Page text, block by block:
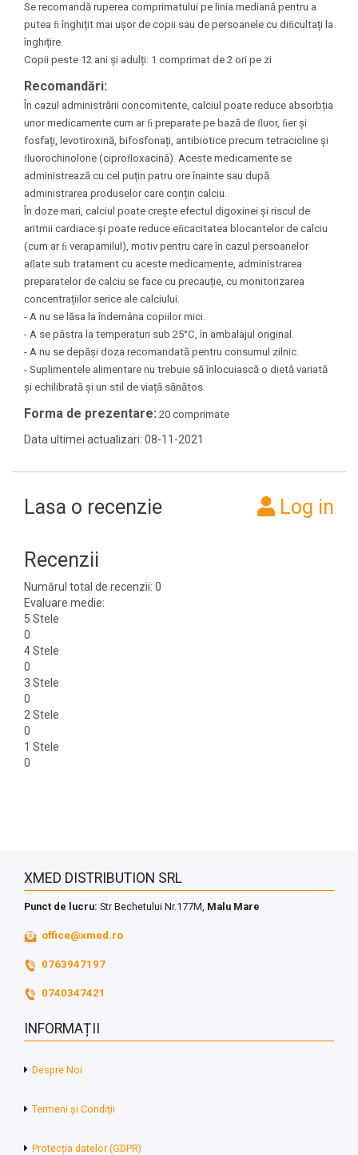
Se recomandă ruperea comprimatului pe linia mediană pentru a
putea ﬁ înghițit mai ușor de copii sau de persoanele cu diﬁcultați la
înghițire.
Copii peste 12 ani și adulți: 1 comprimat de 2 ori pe zi
Recomandări:
În cazul administrării concomitente, calciul poate reduce absorbția
unor medicamente cum ar ﬁ preparate pe bază de ﬂuor, ﬁer și
fosfați, levotiroxină, bifosfonați, antibiotice precum tetracicline și
ﬂuorochinolone (ciproﬂoxacină). Aceste medicamente se
administrează cu cel puțin patru ore înainte sau după
administrarea produselor care conțin calciu.
În doze mari, calciul poate crește efectul digoxinei și riscul de
aritmii cardiace și poate reduce eﬁcacitatea blocantelor de calciu
(cum ar ﬁ verapamilul), motiv pentru care în cazul persoanelor
aﬂate sub tratament cu aceste medicamente, administrarea
preparatelor de calciu se face cu precauție, cu monitorizarea
concentrațiilor serice ale calciului.
- A nu se lăsa la îndemâna copiilor mici.
- A se păstra la temperaturi sub 25°C, în ambalajul original.
- A nu se depăși doza recomandată pentru consumul zilnic.
- Suplimentele alimentare nu trebuie să înlocuiască o dietă variată
și echilibrată și un stil de viață sănătos.
Forma de prezentare: 20 comprimate
Data ultimei actualizari: 08-11-2021
Lasa o recenzie Log in
Recenzii
Numărul total de recenzii: 0
Evaluare medie:
5 Stele
0
4 Stele
0
3 Stele
0
2 Stele
0
1 Stele
0
XMED DISTRIBUTION SRL
Punct de lucru: Str Bechetului Nr.177M, Malu Mare
office@xmed.ro
0763947197
0740347421
INFORMAȚII
Despre Noi
Termeni și Condiții
Protecția datelor (GDPR)